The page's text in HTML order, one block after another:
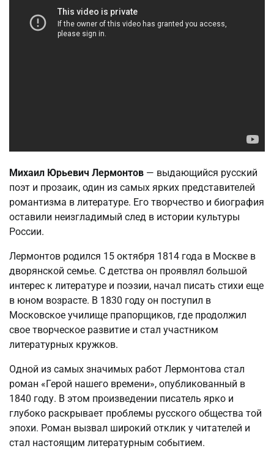
Михаил Юрьевич Лермонтов — выдающийся русский
поэт и прозаик, один из самых ярких представителей
романтизма в литературе. Его творчество и биография
оставили неизгладимый след в истории культуры
России.
Лермонтов родился 15 октября 1814 года в Москве в
дворянской семье. С детства он проявлял большой
интерес к литературе и поэзии, начал писать стихи еще
в юном возрасте. В 1830 году он поступил в
Московское училище прапорщиков, где продолжил
свое творческое развитие и стал участником
литературных кружков.
Одной из самых значимых работ Лермонтова стал
роман «Герой нашего времени», опубликованный в
1840 году. В этом произведении писатель ярко и
глубоко раскрывает проблемы русского общества той
эпохи. Роман вызвал широкий отклик у читателей и
стал настоящим литературным событием.